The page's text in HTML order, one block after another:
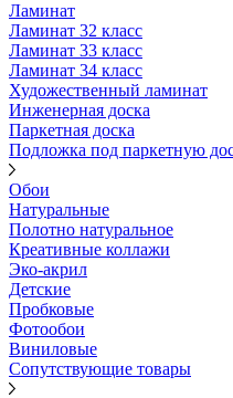
Ламинат
Ламинат 32 класс
Ламинат 33 класс
Ламинат 34 класс
Художественный ламинат
Инженерная доска
Паркетная доска
Подложка под паркетную
Обои
Натуральные
Полотно натуральное
Креативные коллажи
Эко-акрил
Детские
Пробковые
Фотообои
Виниловые
Сопутствующие товары